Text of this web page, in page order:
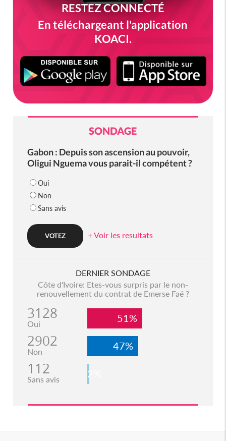
RESTEZ CONNECTÉ
En téléchargeant l'application
KOACI.
SONDAGE
Gabon : Depuis son ascension au pouvoir,
Oligui Nguema vous parait-il compétent ?
Oui
Non
Sans avis
+ Voir les resultats
DERNIER SONDAGE
Côte d'Ivoire: Etes-vous surpris par le non-
renouvellement du contrat de Emerse Faé ?
3128
Oui 51%
2902
Non 47%
112
Sans avis 2%